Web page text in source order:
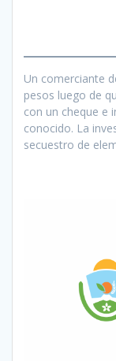
Un comerciante
pesos luego de
con un cheque e
conocido. La
secuestro de